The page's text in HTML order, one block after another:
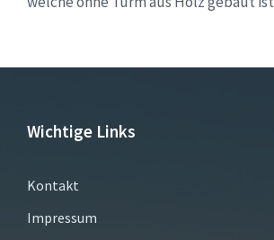
Wichtige Links
Kontakt
Impressum